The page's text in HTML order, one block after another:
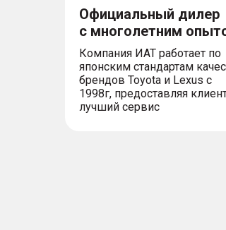
Официальный дилер
с многолетним
Компания ИАТ работает по
японским стандартам
брендов Toyota и Lexus с
1998г, предоставляя
лучший сервис